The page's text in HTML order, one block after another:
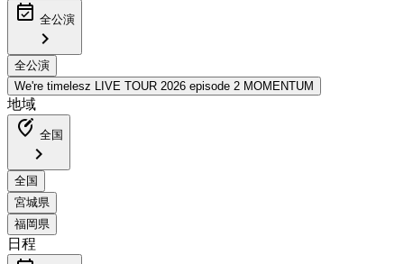
event_available 全公演
chevron_right
地域
edit_location_alt 全国
chevron_right
日程